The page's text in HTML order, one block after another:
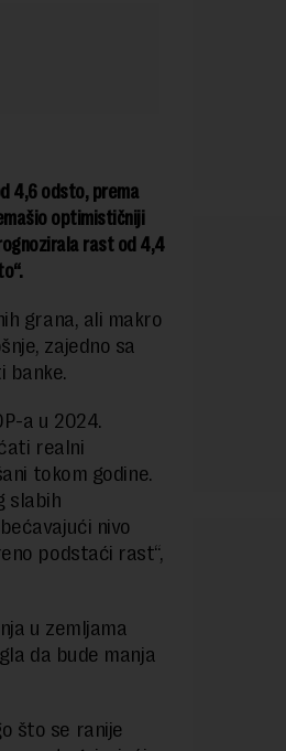
4,6 odsto, prema
optimističniji
rast od 4,4
grana, ali makro
zajedno sa
banke.
a u 2024.
realni
tokom godine.
slabih
nivo
podstaći rast“,
u zemljama
da bude manja
što se ranije